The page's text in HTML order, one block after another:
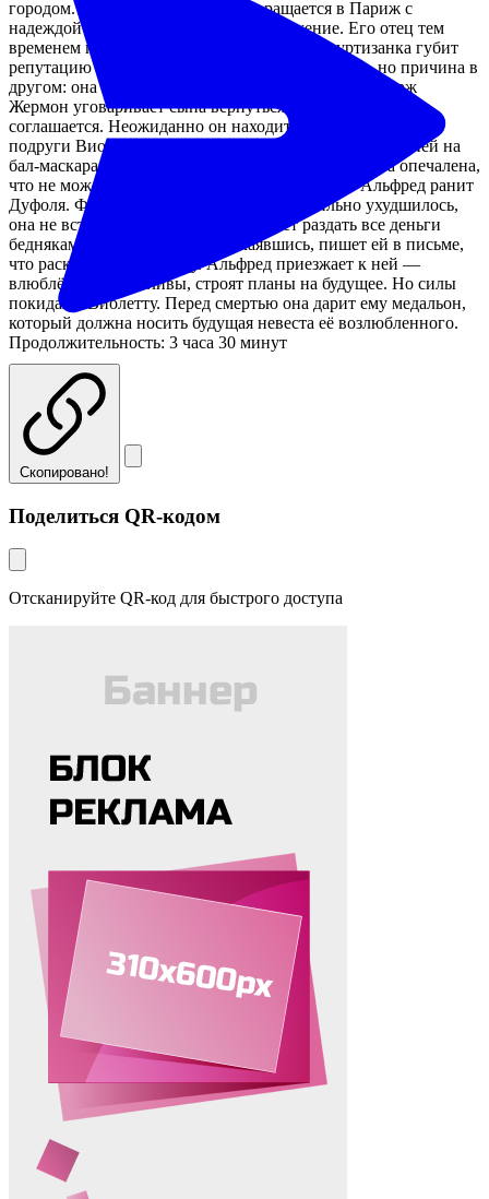
городом. Пристыженный, он возвращается в Париж с
надеждой улучшить финансовое положение. Его отец тем
временем пытается убедить Виолетту, что куртизанка губит
репутацию Альфреда. И она соглашается уехать, но причина в
другом: она больна туберкулезом и скоро умрёт. Жорж
Жермон уговаривает сына вернуться домой, но тот не
соглашается. Неожиданно он находит приглашение от
подруги Виолетты Флоры Бервуа. Альфред спешит к ней на
бал-маскарад, чтобы отомстить за измену. Виолетта опечалена,
что не может сказать Альфреду правду. Дуэль. Альфред ранит
Дуфоля. Февраль. Состояние Виолетты сильно ухудшилось,
она не встаёт с постели и приказывает раздать все деньги
беднякам. Старик Жермон, раскаявшись, пишет ей в письме,
что раскрыл сыну правду. Альфред приезжает к ней —
влюблённые счастливы, строят планы на будущее. Но силы
покидают Виолетту. Перед смертью она дарит ему медальон,
который должна носить будущая невеста её возлюбленного.
Продолжительность: 3 часа 30 минут
Скопировано!
Поделиться QR-кодом
Отсканируйте QR-код для быстрого доступа